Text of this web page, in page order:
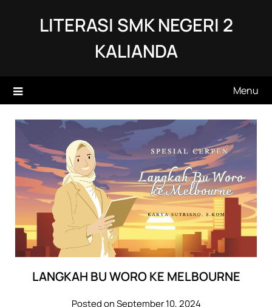
LITERASI SMK NEGERI 2
KALIANDA
Menu
LANGKAH BU WORO KE MELBOURNE
Posted on September 10, 2024